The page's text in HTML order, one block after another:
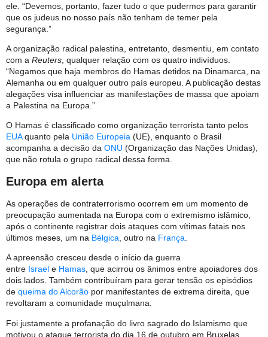
ele. “Devemos, portanto, fazer tudo o que pudermos para garantir
que os judeus no nosso país não tenham de temer pela
segurança.”
A organização radical palestina, entretanto, desmentiu, em contato
com a Reuters , qualquer relação com os quatro indivíduos.
“Negamos que haja membros do Hamas detidos na Dinamarca, na
Alemanha ou em qualquer outro país europeu. A publicação destas
alegações visa influenciar as manifestações de massa que apoiam
a Palestina na Europa.”
O Hamas é classificado como organização terrorista tanto pelos
EUAquanto pela União Europeia (UE), enquanto o Brasil
acompanha a decisão da ONU (Organização das Nações Unidas),
que não rotula o grupo radical dessa forma.
Europa em alerta
As operações de contraterrorismo ocorrem em um momento de
preocupação aumentada na Europa com o extremismo islâmico,
após o continente registrar dois ataques com vítimas fatais nos
últimos meses, um na Bélgica , outro na França
A apreensão cresceu desde o início da guerra
entre Israel e Hamas , que acirrou os ânimos entre apoiadores dos
dois lados. Também contribuíram para gerar tensão os episódios
de queima do Alcorão por manifestantes de extrema direita, que
revoltaram a comunidade muçulmana.
Foi justamente a profanação do livro sagrado do Islamismo que
motivou o ataque terrorista do dia 16 de outubro em Bruxelas,